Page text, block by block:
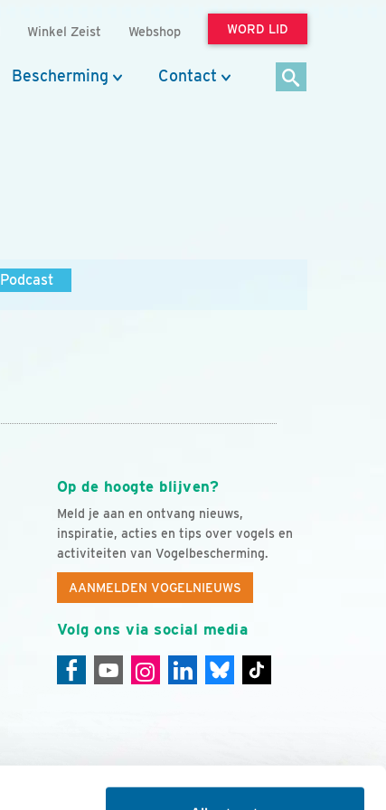
Winkel Zeist Webshop WORD LID
Bescherming Contact
Podcast
Op de hoogte blijven?
Meld je aan en ontvang nieuws,
inspiratie, acties en tips over vogels en
activiteiten van Vogelbescherming.
AANMELDEN VOGELNIEUWS
Volg ons via social media